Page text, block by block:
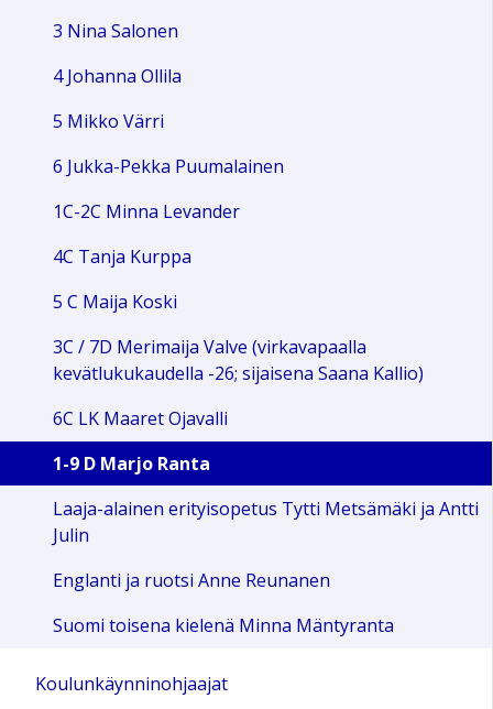
3 Nina Salonen
4 Johanna Ollila
5 Mikko Värri
6 Jukka-Pekka Puumalainen
1C-2C Minna Levander
4C Tanja Kurppa
5 C Maija Koski
3C / 7D Merimaija Valve (virkavapaalla
kevätlukukaudella -26; sijaisena Saana Kallio)
6C LK Maaret Ojavalli
1-9 D Marjo Ranta
Laaja-alainen erityisopetus Tytti Metsämäki ja Antti
Julin
Englanti ja ruotsi Anne Reunanen
Suomi toisena kielenä Minna Mäntyranta
Koulunkäynninohjaajat